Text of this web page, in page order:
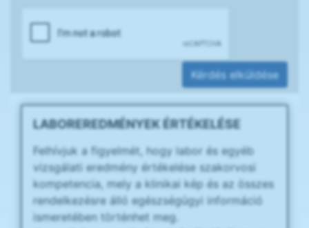
Kérdés elküldése
LABOREREDMÉNYEK ÉRTÉKELÉSE
Felhívjuk a figyelmét, hogy labor és egyéb
vizsgálati eredmény értékelése szakorvosi
kompetencia, mely a klinikai kép és az összes
rendelkezésre álló egészségügyi információ
ismeretében történhet meg.